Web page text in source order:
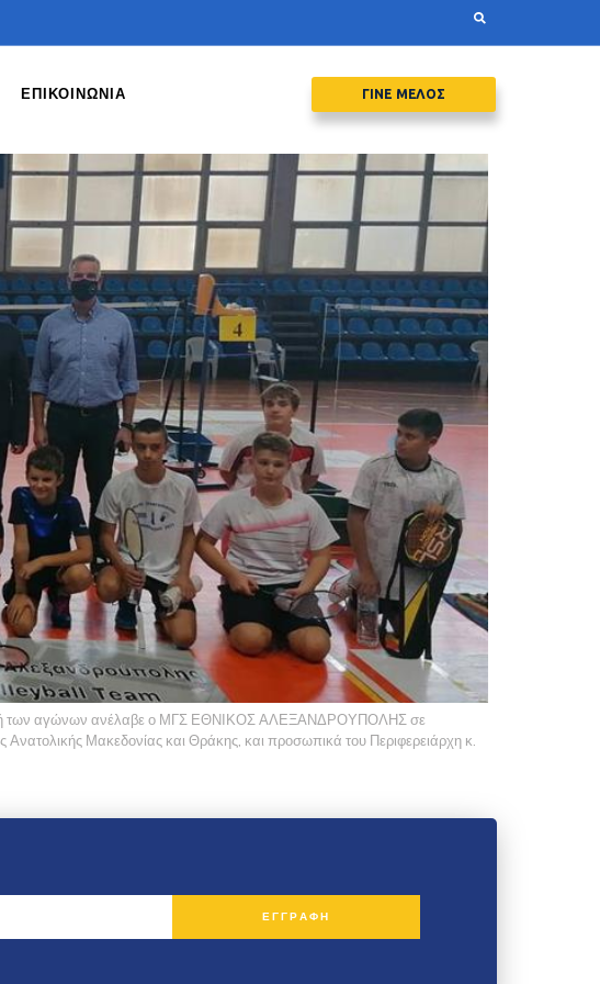
ΕΠΙΚΟΙΝΩΝΙΑ ΓΙΝΕ ΜΕΛΟΣ
των αγώνων ανέλαβε ο ΜΓΣ ΕΘΝΙΚΟΣ ΑΛΕΞΑΝΔΡΟΥΠΟΛΗΣ σε
Ανατολικής Μακεδονίας και Θράκης, και προσωπικά του Περιφερειάρχη κ.
ΕΓΓΡΑΦΗ